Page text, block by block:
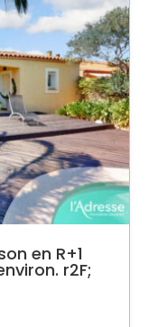
en R+1
r2F;